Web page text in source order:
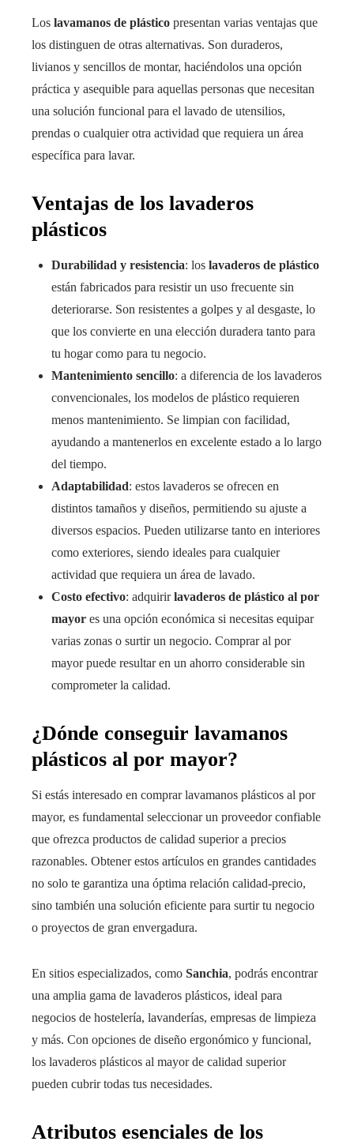
Los lavamanos de plástico presentan varias ventajas que
los distinguen de otras alternativas. Son duraderos,
livianos y sencillos de montar, haciéndolos una opción
práctica y asequible para aquellas personas que necesitan
una solución funcional para el lavado de utensilios,
prendas o cualquier otra actividad que requiera un área
específica para lavar.
Ventajas de los lavaderos
plásticos
Durabilidad y resistencia: los lavaderos de plástico
están fabricados para resistir un uso frecuente sin
deteriorarse. Son resistentes a golpes y al desgaste, lo
que los convierte en una elección duradera tanto para
tu hogar como para tu negocio.
Mantenimiento sencillo: a diferencia de los lavaderos
convencionales, los modelos de plástico requieren
menos mantenimiento. Se limpian con facilidad,
ayudando a mantenerlos en excelente estado a lo largo
del tiempo.
Adaptabilidad: estos lavaderos se ofrecen en
distintos tamaños y diseños, permitiendo su ajuste a
diversos espacios. Pueden utilizarse tanto en interiores
como exteriores, siendo ideales para cualquier
actividad que requiera un área de lavado.
Costo efectivo: adquirirlavaderos de plástico al por
mayor es una opción económica si necesitas equipar
varias zonas o surtir un negocio. Comprar al por
mayor puede resultar en un ahorro considerable sin
comprometer la calidad.
¿Dónde conseguir lavamanos
plásticos al por mayor?
Si estás interesado en comprar lavamanos plásticos al por
mayor, es fundamental seleccionar un proveedor confiable
que ofrezca productos de calidad superior a precios
razonables. Obtener estos artículos en grandes cantidades
no solo te garantiza una óptima relación calidad-precio,
sino también una solución eficiente para surtir tu negocio
o proyectos de gran envergadura.
En sitios especializados, como Sanchia, podrás encontrar
una amplia gama de lavaderos plásticos, ideal para
negocios de hostelería, lavanderías, empresas de limpieza
y más. Con opciones de diseño ergonómico y funcional,
los lavaderos plásticos al mayor de calidad superior
pueden cubrir todas tus necesidades.
Atributos esenciales de los